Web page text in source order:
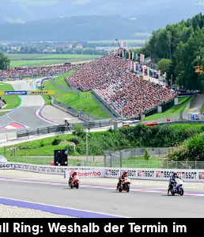
Ring: Weshalb der Termin im